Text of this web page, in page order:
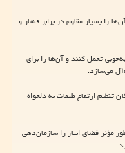
را بسیار مقاوم در برابر فشار و
تحمل کنند و آن‌ها را برای
می‌سازد.
ارتفاع طبقات به دلخواه
مؤثر فضای انبار را سازمان‌دهی